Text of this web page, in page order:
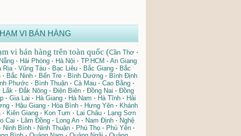
VI BÁN HÀNG
vi bán hàng trên toàn quốc (Cần Thơ ·
· Hải Phòng · Hà Nội · TP.HCM - An Giang
Rịa - Vũng Tàu · Bạc Liêu · Bắc Giang · Bắc
· Bắc Ninh · Bến Tre · Bình Dương · Bình Định
Phước · Bình Thuận · Cà Mau · Cao Bằng ·
Lắk · Đắk Nông · Điện Biên · Đồng Nai · Đồng
· Gia Lai · Hà Giang · Hà Nam · Hà Tĩnh · Hải
· Hậu Giang · Hòa Bình · Hưng Yên · Khánh
· Kiên Giang · Kon Tum · Lai Châu · Lạng Sơn
Cai · Lâm Đồng · Long An · Nam Định · Nghệ
Ninh Bình · Ninh Thuận · Phú Thọ · Phú Yên ·